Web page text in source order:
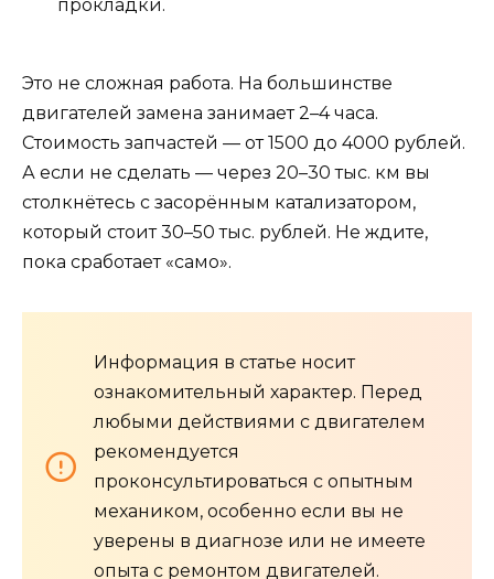
прокладки.
Это не сложная работа. На большинстве
двигателей замена занимает 2–4 часа.
Стоимость запчастей — от 1500 до 4000 рублей.
А если не сделать — через 20–30 тыс. км вы
столкнётесь с засорённым катализатором,
который стоит 30–50 тыс. рублей. Не ждите,
пока сработает «само».
Информация в статье носит
ознакомительный характер. Перед
любыми действиями с двигателем
рекомендуется
проконсультироваться с опытным
механиком, особенно если вы не
уверены в диагнозе или не имеете
опыта с ремонтом двигателей.